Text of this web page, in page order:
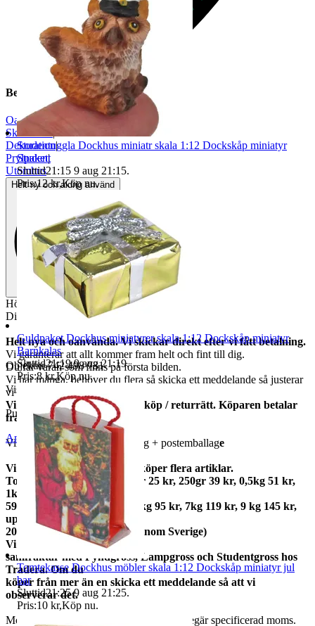
Beskrivning
Oanvänt
Skala 1:12
Dekoration|
Prylpaket|
Utomhus
Helt ny och aldrig använd
Höjd 33 mm.
Diam 18 mm (topp)
Helt nya och oanvända. Vi skickar direkt efter vi fått betalning.
Vi garanterar att allt kommer fram helt och fint till dig.
Du får varan som finns på första bilden.
Vi har många, behöver du flera så skicka ett meddelande så justerar
vi annonsen.
Vi har alltid 14 dagars öppet köp / returrätt. Köparen betalar
frakter.
Vikt ca 6 gram med förpackning + postemballage
Vi samfraktar gärna om du köper flera artiklar.
Total frakt: 50gr 15 kr, 100gr 25 kr, 250gr 39 kr, 0,5kg 51 kr,
1kg
59kr, 2kg 73 kr, 3kg 79 kr, 5kg 95 kr, 7kg 119 kr, 9 kg 145 kr,
upp till
20kg 159 kr (priserna gäller inom Sverige)
Vi
samfraktar med Fyndgross, Lampgross och Studentgross hos
Tradera. Om du
köper från mer än en skicka ett meddelande så att vi
observerar det.
Moms ingår i våra priser. Har ni företag begär specificerad moms.
Objektnr 742 498 731
Visningar
Publicerad 28 jul 21:48
Anmäl Sälj liknande
Studentuggla Dockhus miniatr skala 1:12 Dockskåp miniatyr
Student
Sluttid21:15 9 aug 21:15.
Pris:12 kr,Köp nu.
Guldpaket Dockhus miniatyrer skala 1:12 Dockskåp miniatyr
Barnkalas
Sluttid21:19 9 aug 21:19.
Pris:8 kr,Köp nu.
Tomtekasse Dockhus möbler skala 1:12 Dockskåp miniatyr jul
bar
Sluttid21:25 9 aug 21:25.
Pris:10 kr,Köp nu.